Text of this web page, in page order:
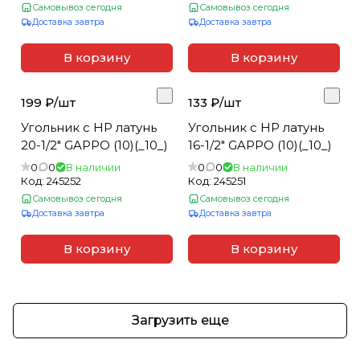
Самовывоз сегодня
Доставка завтра
В корзину
Самовывоз сегодня
Доставка завтра
В корзину
199 ₽/шт
Угольник с НР латунь
20-1/2" GAPPO (10)(_10_)
0 0
В наличии
Код: 245252
Самовывоз сегодня
Доставка завтра
В корзину
133 ₽/шт
Угольник с НР латунь
16-1/2" GAPPO (10)(_10_)
0 0
В наличии
Код: 245251
Самовывоз сегодня
Доставка завтра
В корзину
Загрузить еще